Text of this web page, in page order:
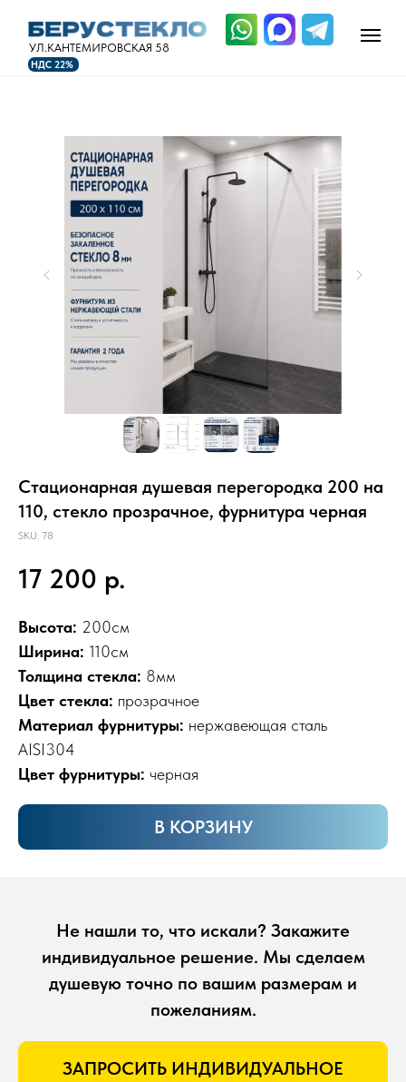
УЛ.КАНТЕМИРОВСКАЯ 58
НДС 22%
Стационарная душевая перегородка 200 на
110, стекло прозрачное, фурнитура черная
SKU: 78
17 200 р.
Высота: 200см
Ширина: 110см
Толщина стекла: 8мм
Цвет стекла: прозрачное
Материал фурнитуры: нержавеющая сталь
AISI304
Цвет фурнитуры: черная
В КОРЗИНУ
Не нашли то, что искали? Закажите
индивидуальное решение. Мы сделаем
душевую точно по вашим размерам и
пожеланиям.
ЗАПРОСИТЬ ИНДИВИДУАЛЬНОЕ